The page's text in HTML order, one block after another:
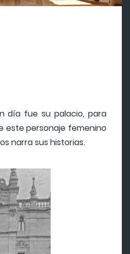
día fue su palacio, para
este personaje femenino
narra sus historias.